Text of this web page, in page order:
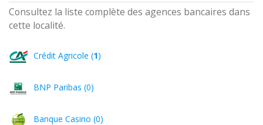
Consultez la liste complète des agences bancaires dans
cette localité.
Crédit Agricole (1)
BNP Paribas (0)
Banque Casino (0)